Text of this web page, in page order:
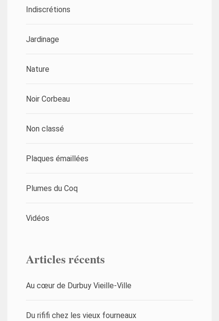
Indiscrétions
Jardinage
Nature
Noir Corbeau
Non classé
Plaques émaillées
Plumes du Coq
Vidéos
Articles récents
Au cœur de Durbuy Vieille-Ville
Du rififi chez les vieux fourneaux